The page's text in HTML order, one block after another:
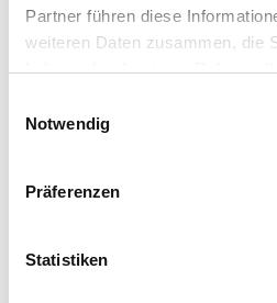
Partner führen diese
weiteren Daten zusammen, die
haben oder die sie im Rahmen
Notwendig
Präferenzen
Statistiken